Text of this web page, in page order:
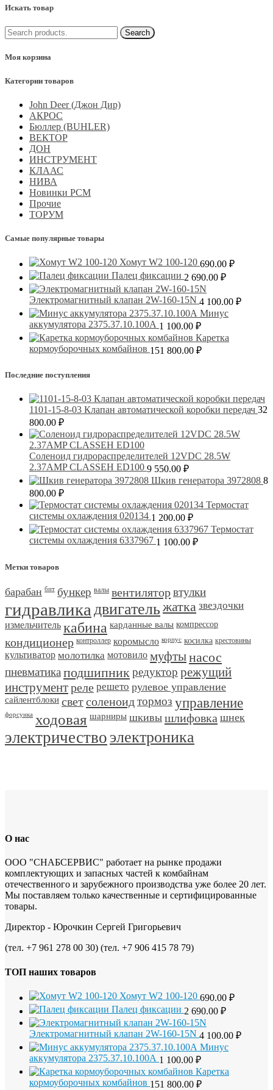
Искать товар
Моя корзина
Категории товаров
John Deer (Джон Дир)
АКРОС
Бюллер (BUHLER)
ВЕКТОР
ДОН
ИНСТРУМЕНТ
КЛААС
НИВА
Новинки РСМ
Прочие
ТОРУМ
Самые популярные товары
Хомут W2 100-120 690.00 ₽
Палец фиксации 2 690.00 ₽
Электромагнитный клапан 2W-160-15N 4 100.00 ₽
Минус
аккумулятора 2375.37.10.100А 1 100.00 ₽
Каретка
кормоуборочных комбайнов 151 800.00 ₽
Последние поступления
1101-15-8-03 Клапан автоматической коробки передач 32
800.00 ₽
Соленоид гидрораспределителей 12VDC 28.5W
2.37AMP CLASSEH ED100 9 550.00 ₽
Шкив генератора 3972808 8
800.00 ₽
Термостат
системы охлаждения 020134 1 200.00 ₽
Термостат
системы охлаждения 6337967 1 100.00 ₽
Метки товаров
барабан бит бункер валы вентиляторвтулки
гидравлика двигатель жатка звездочки
измельчитель кабина карданные валы компрессор
кондиционер контроллер коромысло корпус косилка крестовины
культиватор молотилка мотовило муфтынасос
пневматика подшипник редуктор режущий
инструментреле решето рулевое управление
сайлентблоки светсоленоидтормоз управление
форсунка ходовая шарниры шкивы шлифовка шнек
электричество электроника
О нас
ООО "СНАБСЕРВИС" работает на рынке продажи
комплектующих и запасных частей к комбайнам
отечественного и зарубежного производства уже более 20 лет.
Мы поставляем только качественные и сертифицированные
товары.
Директор - Юрочкин Сергей Григорьевич
(тел. +7 961 278 00 30) (тел. +7 906 415 78 79)
ТОП наших товаров
Хомут W2 100-120 690.00 ₽
Палец фиксации 2 690.00 ₽
Электромагнитный клапан 2W-160-15N 4 100.00 ₽
Минус
аккумулятора 2375.37.10.100А 1 100.00 ₽
Каретка
кормоуборочных комбайнов 151 800.00 ₽